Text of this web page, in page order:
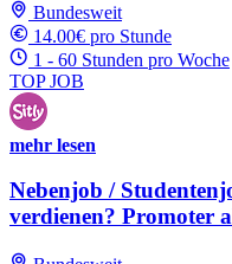
Bundesweit
14.00€ pro Stunde
1 - 60 Stunden pro Woche
TOP JOB
mehr lesen
Nebenjob /
verdienen? Promoter